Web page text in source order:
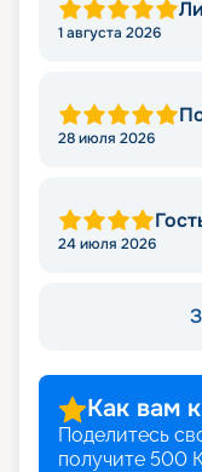
1 августа 2026
28 июля 2026
24 июля 2026
Как вам
Поделитесь
получите 500